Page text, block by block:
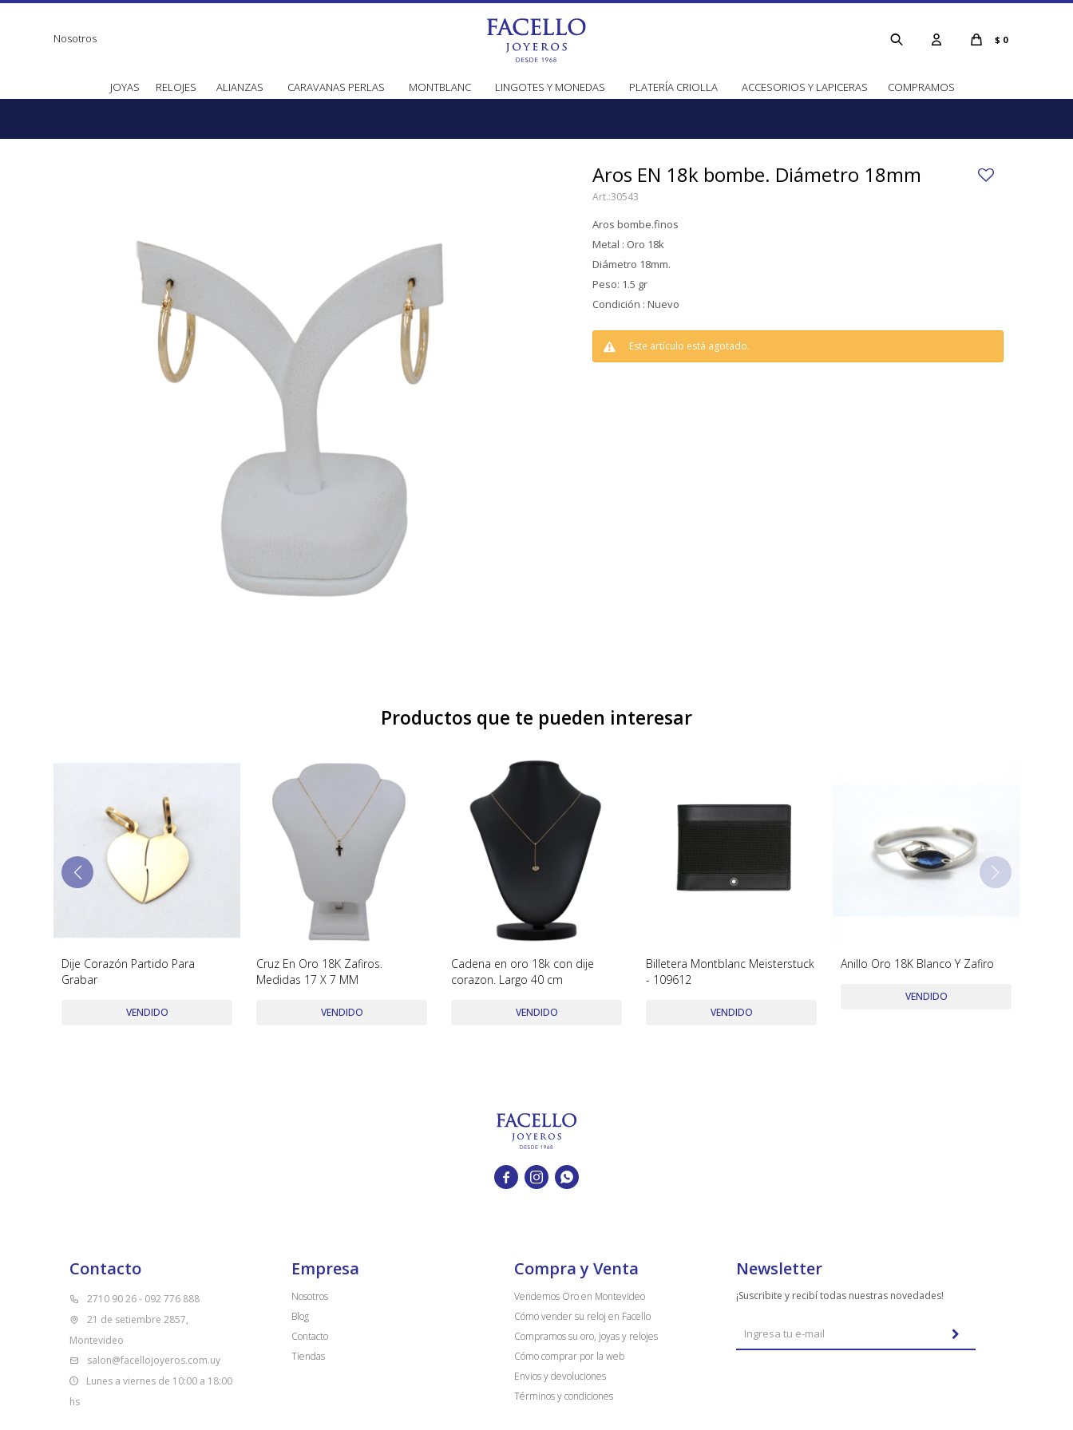
JOYAS RELOJES ALIANZAS CARAVANAS PERLAS MONTBLANC LINGOTES Y MONEDAS PLATERÍA CRIOLLA ACCESORIOS Y LAPICERAS COMPRAMOS
$ 0
Nosotros
Aros EN 18k bombe. Diámetro 18mm
30543
Aros bombe.finos
Metal : Oro 18k
Diámetro 18mm.
Peso: 1.5 gr
Condición : Nuevo
Este artículo está agotado.
Productos que te pueden interesar
Dije Corazón Partido Para
Grabar
VENDIDO
Cruz En Oro 18K Zafiros.
Medidas 17 X 7 MM
VENDIDO
Cadena en oro 18k con dije
corazon. Largo 40 cm
VENDIDO
Billetera Montblanc Meisterstuck
- 109612
VENDIDO
Anillo Oro 18K Blanco Y Zafiro
VENDIDO
  
Contacto
2710 90 26 - 092 776 888
21 de setiembre 2857,
Montevideo
salon@facellojoyeros.com.uy
Lunes a viernes de 10:00 a 18:00
hs
Empresa
Nosotros
Blog
Contacto
Tiendas
Compra y Venta
Vendemos Oro en Montevideo
Cómo vender su reloj en Facello
Compramos su oro, joyas y relojes
Cómo comprar por la web
Envios y devoluciones
Términos y condiciones
Newsletter
¡Suscribite y recibí todas nuestras novedades!